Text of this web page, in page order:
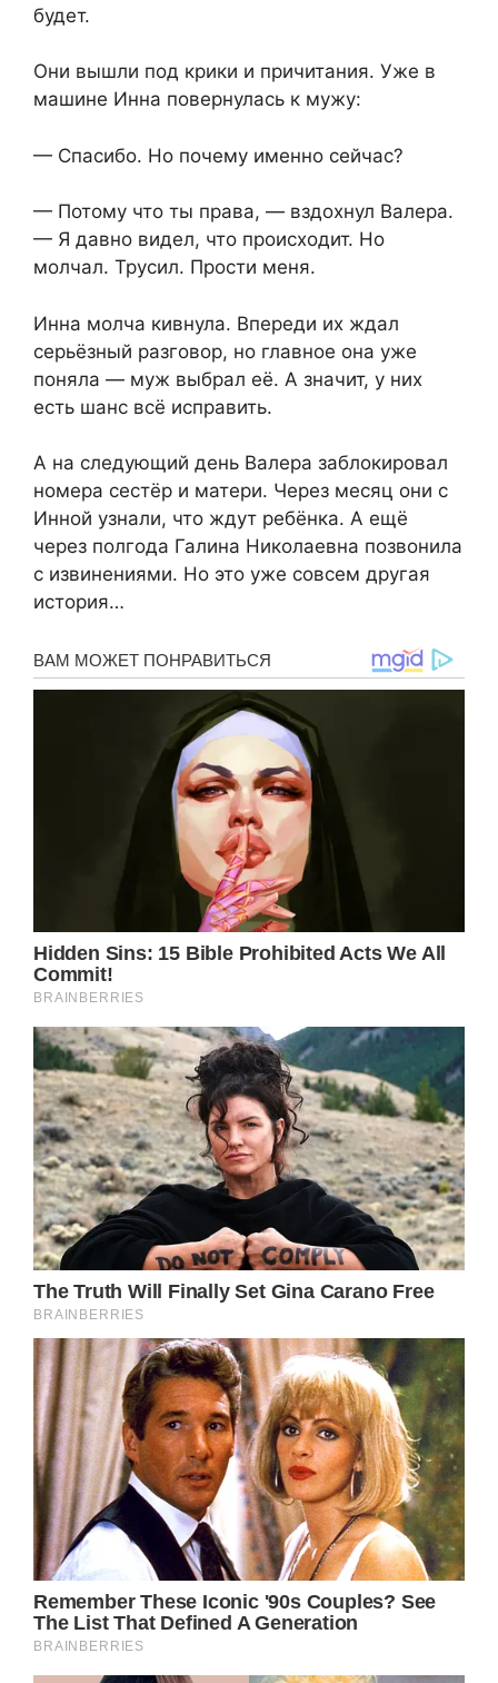
будет.
Они вышли под крики и причитания. Уже в
машине Инна повернулась к мужу:
— Спасибо. Но почему именно сейчас?
— Потому что ты права, — вздохнул Валера.
— Я давно видел, что происходит. Но
молчал. Трусил. Прости меня.
Инна молча кивнула. Впереди их ждал
серьёзный разговор, но главное она уже
поняла — муж выбрал её. А значит, у них
есть шанс всё исправить.
А на следующий день Валера заблокировал
номера сестёр и матери. Через месяц они с
Инной узнали, что ждут ребёнка. А ещё
через полгода Галина Николаевна позвонила
с извинениями. Но это уже совсем другая
история…